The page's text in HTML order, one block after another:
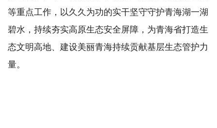
等重点工作，以久久为功的实干坚守守护青海湖一湖
碧水，持续夯实高原生态安全屏障，为青海省打造生
态文明高地、建设美丽青海持续贡献基层生态管护力
量。